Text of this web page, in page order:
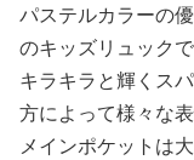
パステルカラーの
のキッズリュックで
キラキラと輝くス
方によって様々な
メインポケットは